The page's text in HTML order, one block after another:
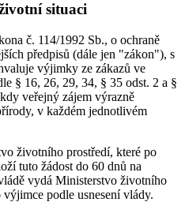
situaci
č. 114/1992 Sb., o ochraně
předpisů (dále jen "zákon"), s
výjimky ze zákazů ve
§ 16, 26, 29, 34, § 35 odst. 2 a §
veřejný zájem výrazně
v každém jednotlivém
životního prostředí, které po
tuto žádost do 60 dnů na
vydá Ministerstvo životního
podle usnesení vlády.